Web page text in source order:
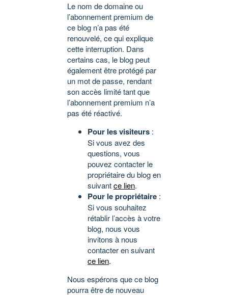
Le nom de domaine ou
l’abonnement premium de
ce blog n’a pas été
renouvelé, ce qui explique
cette interruption. Dans
certains cas, le blog peut
également être protégé par
un mot de passe, rendant
son accès limité tant que
l’abonnement premium n’a
pas été réactivé.
Pour les visiteurs :
Si vous avez des
questions, vous
pouvez contacter le
propriétaire du blog en
suivantce lien.
Pour le propriétaire :
Si vous souhaitez
rétablir l’accès à votre
blog, nous vous
invitons à nous
contacter en suivant
ce lien.
Nous espérons que ce blog
pourra être de nouveau